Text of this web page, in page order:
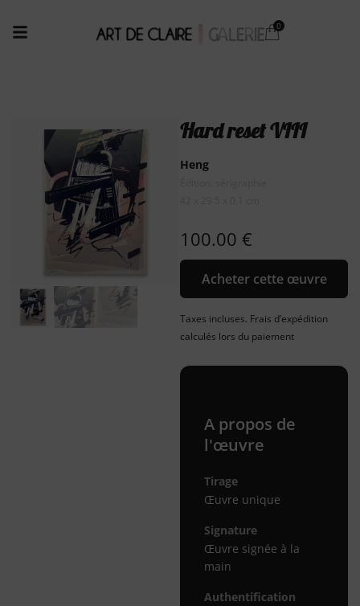
Hard reset VIII
Heng
100.00 €
Acheter cette œuvre
Taxes incluses. Frais d’expédition
calculés lors du paiement
A propos de
l'œuvre
Tirage
Œuvre unique
Signature
Œuvre signée à la
main
Authentification